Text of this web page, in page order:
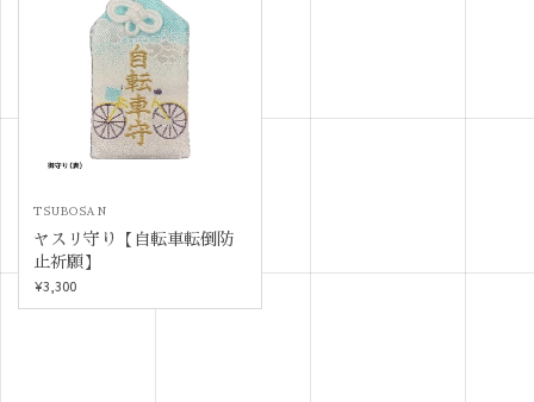
TSUBOSAN
ヤスリ守り【自転車転倒防
止祈願】
¥3,300